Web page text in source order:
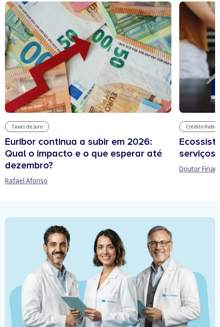
Taxas de Juro
Euribor continua a subir em 2026:
Qual o impacto e o que esperar até
dezembro?
Rafael Afonso
Crédito
serviços
Doutor